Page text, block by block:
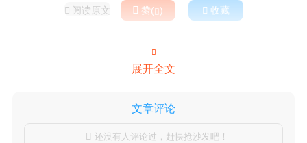
 阅读原文  赞()  收藏

展开全文
文章评论
 还没有人评论过，赶快抢沙发吧！